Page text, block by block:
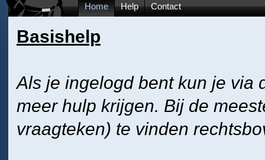
Home Help Contact
Basishelp
Als je ingelogd bent kun je via
meer hulp krijgen. Bij de
vraagteken) te vinden